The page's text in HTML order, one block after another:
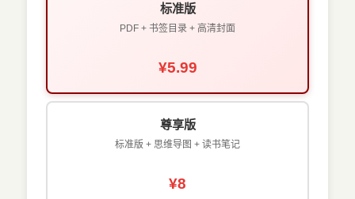
标准版
PDF + 书签目录 + 高清封面
¥5.99
尊享版
标准版 + 思维导图 + 读书笔记
¥8